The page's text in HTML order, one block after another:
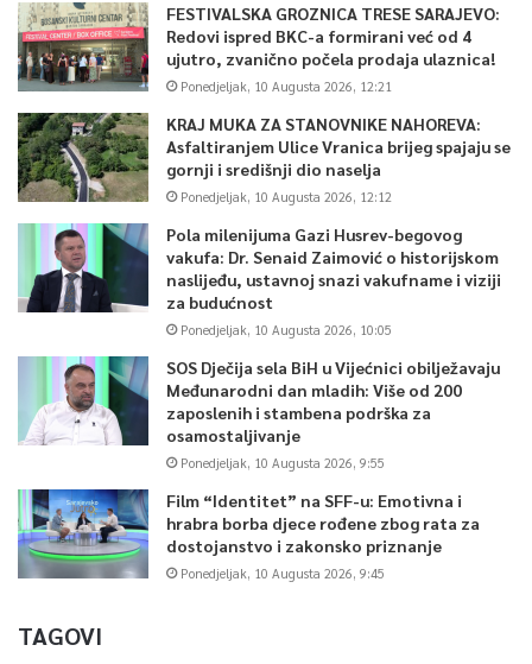
FESTIVALSKA GROZNICA TRESE SARAJEVO:
Redovi ispred BKC-a formirani već od 4
ujutro, zvanično počela prodaja ulaznica!
Ponedjeljak, 10 Augusta 2026, 12:21
KRAJ MUKA ZA STANOVNIKE NAHOREVA:
Asfaltiranjem Ulice Vranica brijeg spajaju se
gornji i središnji dio naselja
Ponedjeljak, 10 Augusta 2026, 12:12
Pola milenijuma Gazi Husrev-begovog
vakufa: Dr. Senaid Zaimović o historijskom
naslijeđu, ustavnoj snazi vakufname i viziji
za budućnost
Ponedjeljak, 10 Augusta 2026, 10:05
SOS Dječija sela BiH u Vijećnici obilježavaju
Međunarodni dan mladih: Više od 200
zaposlenih i stambena podrška za
osamostaljivanje
Ponedjeljak, 10 Augusta 2026, 9:55
Film “Identitet” na SFF-u: Emotivna i
hrabra borba djece rođene zbog rata za
dostojanstvo i zakonsko priznanje
Ponedjeljak, 10 Augusta 2026, 9:45
TAGOVI